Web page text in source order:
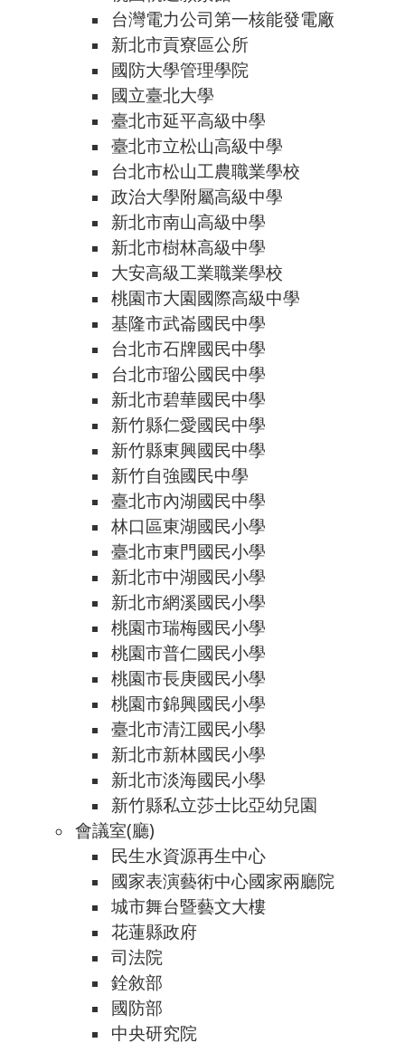
台灣電力公司第一核能發電廠
新北市貢寮區公所
國防大學管理學院
國立臺北大學
臺北市延平高級中學
臺北市立松山高級中學
台北市松山工農職業學校
政治大學附屬高級中學
新北市南山高級中學
新北市樹林高級中學
大安高級工業職業學校
桃園市大園國際高級中學
基隆市武崙國民中學
台北市石牌國民中學
台北市瑠公國民中學
新北市碧華國民中學
新竹縣仁愛國民中學
新竹縣東興國民中學
新竹自強國民中學
臺北市內湖國民中學
林口區東湖國民小學
臺北市東門國民小學
新北市中湖國民小學
新北市網溪國民小學
桃園市瑞梅國民小學
桃園市普仁國民小學
桃園市長庚國民小學
桃園市錦興國民小學
臺北市清江國民小學
新北市新林國民小學
新北市淡海國民小學
新竹縣私立莎士比亞幼兒園
會議室(廳)
民生水資源再生中心
國家表演藝術中心國家兩廳院
城市舞台暨藝文大樓
花蓮縣政府
司法院
銓敘部
國防部
中央研究院